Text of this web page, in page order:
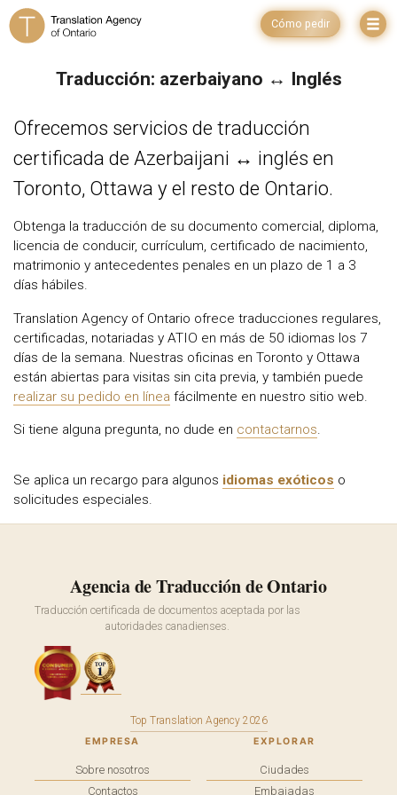
Cómo pedir
Traducción: azerbaiyano ↔ Inglés
Ofrecemos servicios de traducción
certificada de Azerbaijani ↔ inglés en
Toronto, Ottawa y el resto de Ontario.
Obtenga la traducción de su documento comercial, diploma,
licencia de conducir, currículum, certificado de nacimiento,
matrimonio y antecedentes penales en un plazo de 1 a 3
días hábiles.
Translation Agency of Ontario ofrece traducciones regulares,
certificadas, notariadas y ATIO en más de 50 idiomas los 7
días de la semana. Nuestras oficinas en Toronto y Ottawa
están abiertas para visitas sin cita previa, y también puede
realizar su pedido en línea fácilmente en nuestro sitio web.
Si tiene alguna pregunta, no dude en contactarnos.
Se aplica un recargo para algunos idiomas exóticos o
solicitudes especiales.
Agencia de Traducción de Ontario
Traducción certificada de documentos aceptada por las
autoridades canadienses.
Top Translation Agency 2026
EMPRESA
Sobre nosotros
Contactos
EXPLORAR
Ciudades
Embajadas